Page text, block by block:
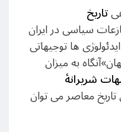
تاریخ
سیاسی در ایران
ها توجیهاتی
به میزان
شریرانۀ
معاصر می توان